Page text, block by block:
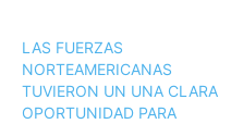
LAS FUERZAS
NORTEAMERICANAS
TUVIERON UN UNA CLARA
OPORTUNIDAD PARA